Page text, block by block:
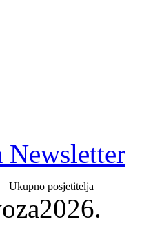
Newsletter
Ukupno posjetitelja
2026.